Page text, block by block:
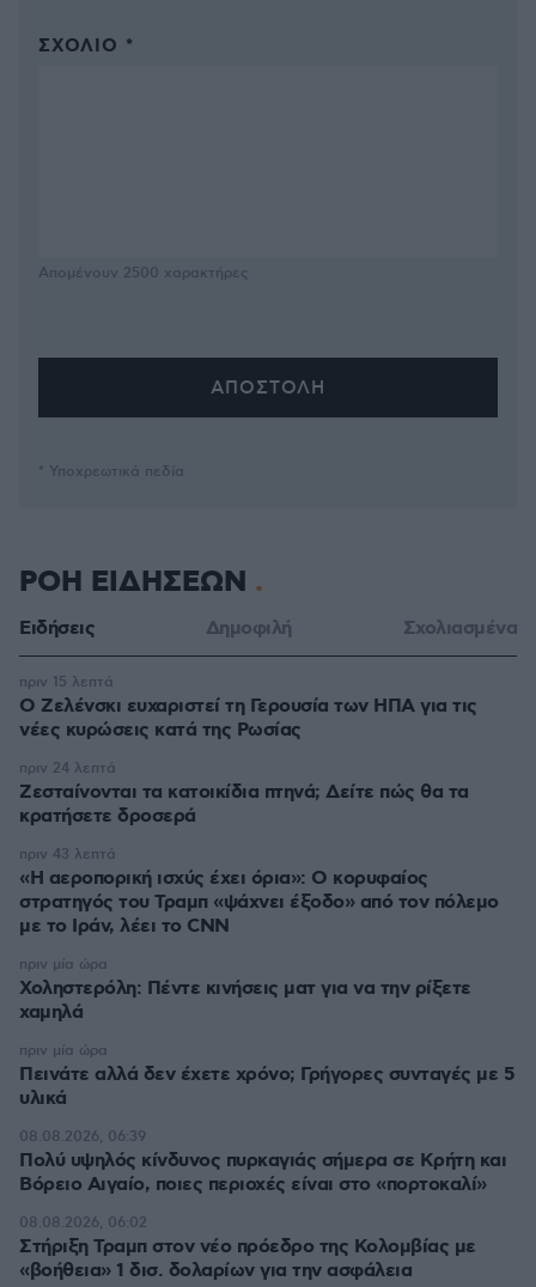
ΣΧΌΛΙΟ *
Απομένουν 2500 χαρακτήρες
* Υποχρεωτικά πεδία
ΡΟΗ ΕΙΔΗΣΕΩΝ
Ειδήσεις Δημοφιλή Σχολιασμένα
Ο Ζελένσκι ευχαριστεί τη Γερουσία των ΗΠΑ για τις
νέες κυρώσεις κατά της Ρωσίας
πριν 15 λεπτά
Ζεσταίνονται τα κατοικίδια πτηνά; Δείτε πώς θα τα
κρατήσετε δροσερά
πριν 24 λεπτά
«Η αεροπορική ισχύς έχει όρια»: Ο κορυφαίος
στρατηγός του Τραμπ «ψάχνει έξοδο» από τον πόλεμο
με το Ιράν, λέει το CNN
πριν 43 λεπτά
Χοληστερόλη: Πέντε κινήσεις ματ για να την ρίξετε
χαμηλά
πριν μία ώρα
Πεινάτε αλλά δεν έχετε χρόνο; Γρήγορες συνταγές με 5
υλικά
πριν μία ώρα
Πολύ υψηλός κίνδυνος πυρκαγιάς σήμερα σε Κρήτη και
Βόρειο Αιγαίο, ποιες περιοχές είναι στο «πορτοκαλί»
08.08.2026, 06:39
Στήριξη Τραμπ στον νέο πρόεδρο της Κολομβίας με
«βοήθεια» 1 δισ. δολαρίων για την ασφάλεια
08.08.2026, 06:02